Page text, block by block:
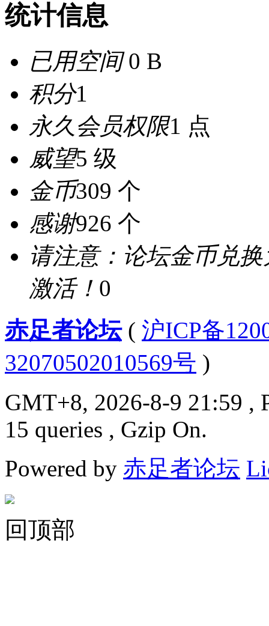
统计信息
已用空间0 B
积分1
永久会员权限1 点
威望5 级
金币309 个
感谢926 个
请注意：论坛金币兑
激活！ 0
赤足者论坛( 沪ICP备
32070502010569号 )
GMT+8, 2026-8-9 21:59 ,
15 queries , Gzip On.
Powered by 赤足者论坛
回顶部